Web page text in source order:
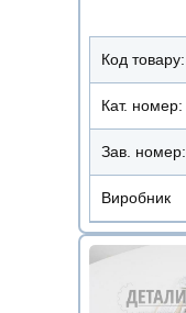
Код товару:
Кат. номер:
Зав. номер:
Виробник